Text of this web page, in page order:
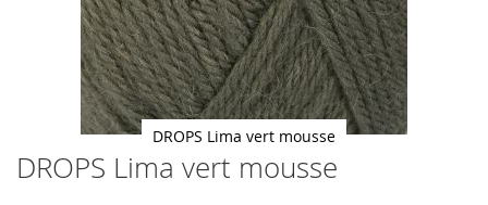
DROPS Lima vert mousse
DROPS Lima vert mousse
Skip
to